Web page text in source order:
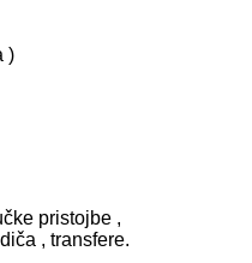
)
pristojbe ,
, transfere.